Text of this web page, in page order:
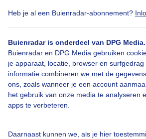
Heb je al een Buienradar-abonnement?
Buienradar is onderdeel van DPG Media.
Buienradar en DPG Media gebruiken
je apparaat, locatie, browser en
informatie combineren we met de
ons, zoals wanneer je een account
het gebruik van onze media te analyseren
apps te verbeteren.
Daarnaast kunnen we, als je hier
Bekijk slideshow